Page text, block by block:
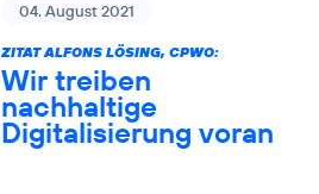
04. August 2021
ZITAT ALFONS LÖSING, CPWO:
Wir treiben
nachhaltige
Digitalisierung voran